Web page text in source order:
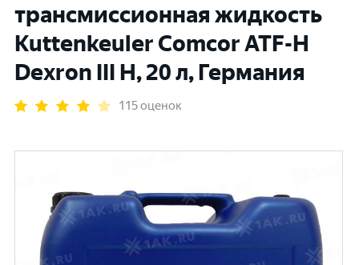
трансмиссионная жидкость
Kuttenkeuler Comcor ATF-H
Dexron III H, 20 л, Германия
115 оценок